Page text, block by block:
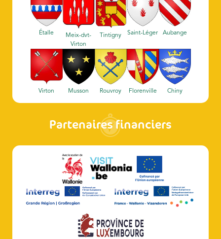
Étalle
Meix-dvt-
Virton
Tintigny Saint-Léger Aubange
Virton Musson Rouvroy Florenville Chiny
Partenaires financiers